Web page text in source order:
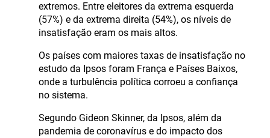
extremos. Entre eleitores da extrema esquerda
(57%) e da extrema direita (54%), os níveis de
insatisfação eram os mais altos.
Os países com maiores taxas de insatisfação no
estudo da Ipsos foram França e Países Baixos,
onde a turbulência política corroeu a confiança
no sistema.
Segundo Gideon Skinner, da Ipsos, além da
pandemia de coronavírus e do impacto dos